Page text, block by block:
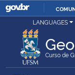
Ministério da Justiça e
Ministério da Defesa
LANGUAGES
Curso de